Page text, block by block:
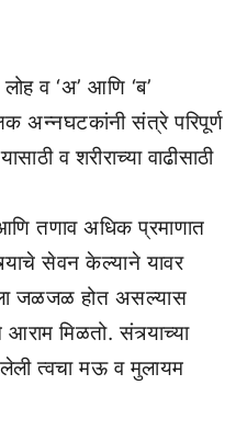
व ‘अ’ आणि ‘ब’
अन्नघटकांनी संत्रे परिपूर्ण
व शरीराच्या वाढीसाठी
तणाव अधिक प्रमाणात
सेवन केल्याने यावर
जळजळ होत असल्यास
मिळतो. संत्र्याच्या
त्वचा मऊ व मुलायम